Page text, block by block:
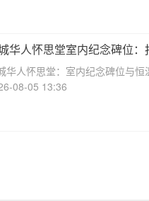
华人怀思堂室内纪念碑位
华人怀思堂：室内纪念碑位与
的殡葬体验☎ 华人怀思堂电话
08-05 13:36